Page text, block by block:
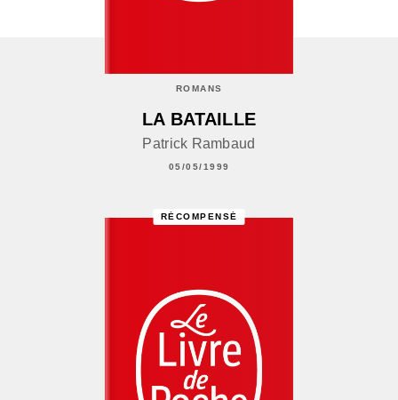
ROMANS
LA BATAILLE
Patrick Rambaud
05/05/1999
RÉCOMPENSÉ